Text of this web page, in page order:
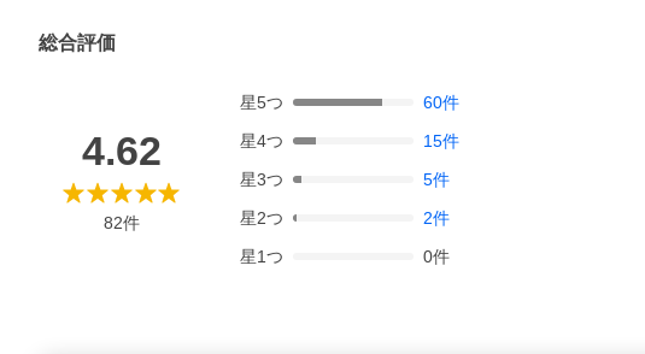
総合評価
4.62
82件
星5つ 60件
星4つ 15件
星3つ 5件
星2つ 2件
星1つ 0件